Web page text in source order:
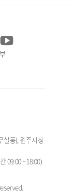
실동), 원주시청
09:00 ~ 18:00)